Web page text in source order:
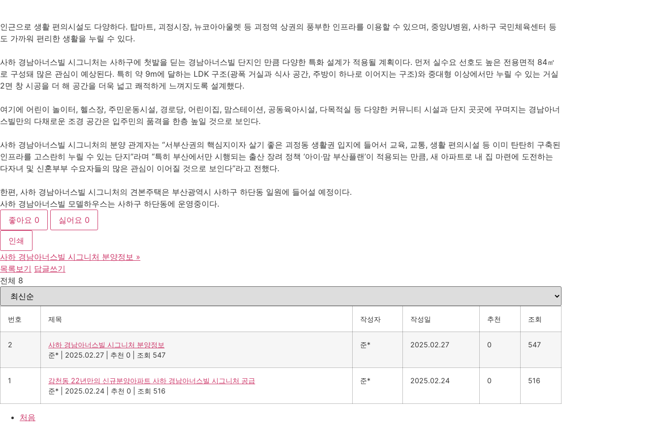
인근으로 생활 편의시설도 다양하다. 탑마트, 괴정시장, 뉴코아아울렛 등 괴정역 상권의 풍부한 인프라를 이용할 수 있으며, 중앙U병원, 사하구 국민체육센터 등
도 가까워 편리한 생활을 누릴 수 있다.
사하 경남아너스빌 시그니처는 사하구에 첫발을 딛는 경남아너스빌 단지인 만큼 다양한 특화 설계가 적용될 계획이다. 먼저 실수요 선호도 높은 전용면적 84㎡
로 구성돼 많은 관심이 예상된다. 특히 약 9m에 달하는 LDK 구조(광폭 거실과 식사 공간, 주방이 하나로 이어지는 구조)와 중대형 이상에서만 누릴 수 있는 거실
2면 창 시공을 더 해 공간을 더욱 넓고 쾌적하게 느껴지도록 설계했다.
여기에 어린이 놀이터, 헬스장, 주민운동시설, 경로당, 어린이집, 맘스테이션, 공동육아시설, 다목적실 등 다양한 커뮤니티 시설과 단지 곳곳에 꾸며지는 경남아너
스빌만의 다채로운 조경 공간은 입주민의 품격을 한층 높일 것으로 보인다.
사하 경남아너스빌 시그니처의 분양 관계자는 “서부산권의 핵심지이자 살기 좋은 괴정동 생활권 입지에 들어서 교육, 교통, 생활 편의시설 등 이미 탄탄히 구축된
인프라를 고스란히 누릴 수 있는 단지”라며 “특히 부산에서만 시행되는 출산 장려 정책 ‘아이·맘 부산플랜’이 적용되는 만큼, 새 아파트로 내 집 마련에 도전하는
다자녀 및 신혼부부 수요자들의 많은 관심이 이어질 것으로 보인다”라고 전했다.
한편, 사하 경남아너스빌 시그니처의 견본주택은 부산광역시 사하구 하단동 일원에 들어설 예정이다.
사하 경남아너스빌 모델하우스는 사하구 하단동에 운영중이다.
좋아요 0 싫어요 0
인쇄
사하 경남아너스빌 시그니처 분양정보 »
목록보기 답글쓰기
전체 8
번호 제목 작성자 작성일 추천 조회
2
사하 경남아너스빌 시그니처 분양정보
준*
2025.02.27 추천 0 조회 547
준* 2025.02.27 0 547
1
감천동 22년만의 신규분양아파트 사하 경남아너스빌 시그니처 공급
준*
2025.02.24 추천 0 조회 516
준* 2025.02.24 0 516
처음